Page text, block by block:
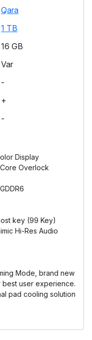
Qara
1 TB
16 GB
Var
-
+
-
Display
Overlock
key (99 Key)
Hi-Res Audio
Mode, brand new
best user experience.
pad cooling solution